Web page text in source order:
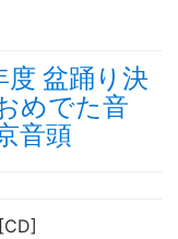
度 盆踊り決
めでた音
音頭